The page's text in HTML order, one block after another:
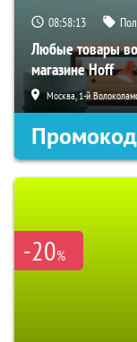
08:58:12
Любые товары во
магазине Hoff
Москва, 1-й
Промокод
-20%